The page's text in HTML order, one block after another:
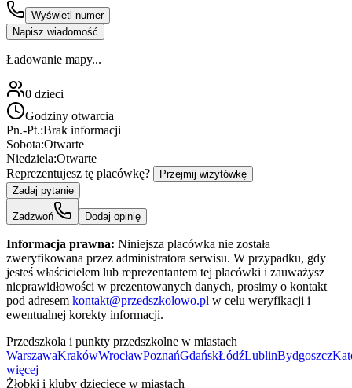
Wyświetl numer
Napisz wiadomość
Ładowanie mapy...
0 dzieci
Godziny otwarcia
Pn.-Pt.:Brak informacji
Sobota:Otwarte
Niedziela:Otwarte
Reprezentujesz tę placówkę?
Przejmij wizytówkę
Zadaj pytanie
Zadzwoń Dodaj opinię
Informacja prawna: Niniejsza placówka nie została
zweryfikowana przez administratora serwisu. W przypadku, gdy
jesteś właścicielem lub reprezentantem tej placówki i zauważysz
nieprawidłowości w prezentowanych danych, prosimy o kontakt
pod adresem kontakt@przedszkolowo.pl w celu weryfikacji i
ewentualnej korekty informacji.
Przedszkola i punkty przedszkolne w miastach
WarszawaKrakówWrocławPoznańGdańskŁódźLublinBydgoszcz
więcej
Żłobki i kluby dziecięce w miastach